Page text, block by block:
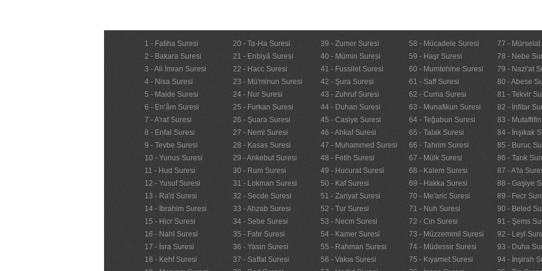
1 - Fatiha Suresi
2 - Bakara Suresi
3 - Ali İmran Suresi
4 - Nisa Suresi
5 - Maide Suresi
6 - En’âm Suresi
7 - A'raf Suresi
8 - Enfal Suresi
9 - Tevbe Suresi
10 - Yunus Suresi
11 - Hud Suresi
12 - Yusuf Suresi
13 - Ra'd Suresi
14 - İbrahim Suresi
15 - Hicr Suresi
16 - Nahl Suresi
17 - İsra Suresi
18 - Kehf Suresi
20 - Ta-Ha Suresi
21 - Enbiyâ Suresi
22 - Hacc Suresi
23 - Mü'minun Suresi
24 - Nur Suresi
25 - Furkan Suresi
26 - Şuara Suresi
27 - Neml Suresi
28 - Kasas Suresi
29 - Ankebut Suresi
30 - Rum Suresi
31 - Lokman Suresi
32 - Secde Suresi
33 - Ahzab Suresi
34 - Sebe Suresi
35 - Fatır Suresi
36 - Yasin Suresi
37 - Saffat Suresi
39 - Zumer Suresi
40 - Mümin Suresi
41 - Fussilet Suresi
42 - Şura Suresi
43 - Zuhruf Suresi
44 - Duhan Suresi
45 - Casiye Suresi
46 - Ahkaf Suresi
47 - Muhammed Suresi
48 - Fetih Suresi
49 - Hucurat Suresi
50 - Kaf Suresi
51 - Zariyat Suresi
52 - Tur Suresi
53 - Necm Suresi
54 - Kamer Suresi
55 - Rahman Suresi
56 - Vakıa Suresi
58 - Mücadele Suresi
59 - Haşr Suresi
60 - Mumtehine Suresi
61 - Saff Suresi
62 - Cuma Suresi
63 - Munafikun Suresi
64 - Teğabun Suresi
65 - Talak Suresi
66 - Tahrim Suresi
67 - Mülk Suresi
68 - Kalem Suresi
69 - Hakka Suresi
70 - Me'aric Suresi
71 - Nuh Suresi
72 - Cin Suresi
73 - Müzzemmil Suresi
74 - Müdessir Suresi
75 - Kıyamet Suresi
77 - Mürselat
78 - Nebe
79 - Nazi'at
80 - Abese
81 - Tekvir
82 - İnfitar
83 -
84 - İnşikak
85 - Buruc
86 - Tarık
87 - A'la
88 - Gaşiye
89 - Fecr
90 - Beled
91 - Şems
92 - Leyl
93 - Duha
94 - İnşirah